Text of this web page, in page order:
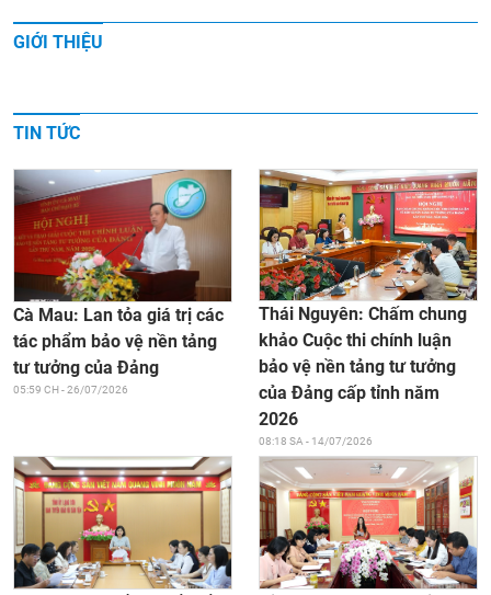
GIỚI THIỆU
TIN TỨC
Cà Mau: Lan tỏa giá trị các
tác phẩm bảo vệ nền tảng
tư tưởng của Đảng
05:59 CH - 26/07/2026
Thái Nguyên: Chấm chung
khảo Cuộc thi chính luận
bảo vệ nền tảng tư tưởng
của Đảng cấp tỉnh năm
2026
08:18 SA - 14/07/2026